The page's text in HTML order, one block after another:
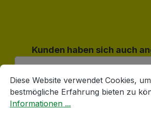
Produktgalerie überspringen
Kunden haben sich auch
Cookie-Voreinstellungen
Diese Website verwendet Cookies, um
Diese Website verwendet Cookies,
bestmögliche Erfahrung bieten zu
Informationen ...